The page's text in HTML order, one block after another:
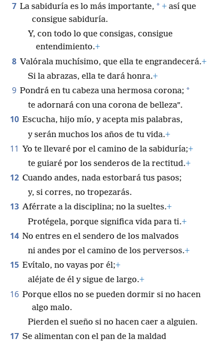
7 La sabiduría es lo más importante, * + así que
consigue sabiduría.
Y, con todo lo que consigas, consigue
entendimiento.+
8 Valórala muchísimo, que ella te engrandecerá.+
Si la abrazas, ella te dará honra.+
9 Pondrá en tu cabeza una hermosa corona; *
te adornará con una corona de belleza”.
10 Escucha, hijo mío, y acepta mis palabras,
y serán muchos los años de tu vida.+
11 Yo te llevaré por el camino de la sabiduría;+
te guiaré por los senderos de la rectitud.+
12 Cuando andes, nada estorbará tus pasos;
y, si corres, no tropezarás.
13 Aférrate a la disciplina; no la sueltes.+
Protégela, porque significa vida para ti.+
14 No entres en el sendero de los malvados
ni andes por el camino de los perversos.+
15 Evítalo, no vayas por él;+
aléjate de él y sigue de largo.+
16 Porque ellos no se pueden dormir si no hacen
algo malo.
Pierden el sueño si no hacen caer a alguien.
17 Se alimentan con el pan de la maldad